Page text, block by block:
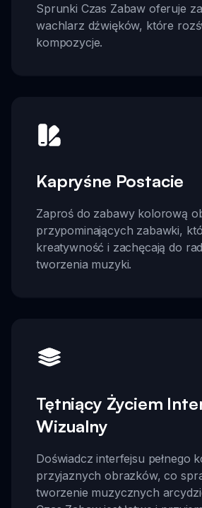
Sprunki Czas Zabaw oferuje
wachlarz dźwięków, które
kompozycje.
Kapryśne Postacie
Zaproś do zabawy kolorową
przypominających zabawki,
kreatywność i zachęcają do
tworzenia muzyki.
Tętniący Życiem
Wizualny
Doświadcz interfejsu pełnego
przyjaznych obrazków, co
tworzenie muzycznych